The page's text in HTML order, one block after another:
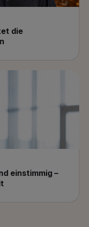
die
einstimmig –